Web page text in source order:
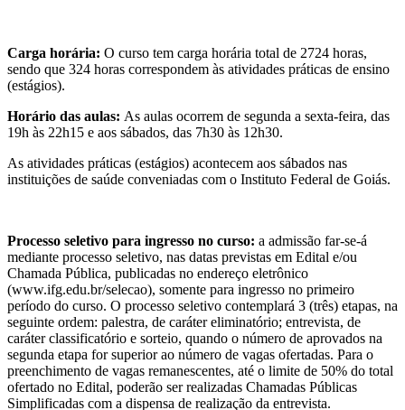
Carga horária: O curso tem carga horária total de 2724 horas,
sendo que 324 horas correspondem às atividades práticas de ensino
(estágios).
Horário das aulas: As aulas ocorrem de segunda a sexta-feira, das
19h às 22h15 e aos sábados, das 7h30 às 12h30.
As atividades práticas (estágios) acontecem aos sábados nas
instituições de saúde conveniadas com o Instituto Federal de Goiás.
Processo seletivo para ingresso no curso: a admissão far-se-á
mediante processo seletivo, nas datas previstas em Edital e/ou
Chamada Pública, publicadas no endereço eletrônico
(www.ifg.edu.br/selecao), somente para ingresso no primeiro
período do curso. O processo seletivo contemplará 3 (três) etapas, na
seguinte ordem: palestra, de caráter eliminatório; entrevista, de
caráter classificatório e sorteio, quando o número de aprovados na
segunda etapa for superior ao número de vagas ofertadas. Para o
preenchimento de vagas remanescentes, até o limite de 50% do total
ofertado no Edital, poderão ser realizadas Chamadas Públicas
Simplificadas com a dispensa de realização da entrevista.